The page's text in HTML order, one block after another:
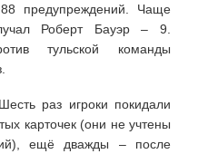
предупреждений. Чаще
Роберт Бауэр – 9.
тульской команды
раз игроки покидали
карточек (они не учтены
ещё дважды – после